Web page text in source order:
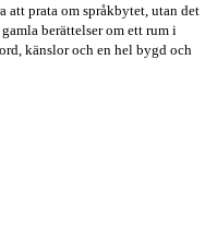
att prata om språkbytet, utan det
berättelser om ett rum i
känslor och en hel bygd och